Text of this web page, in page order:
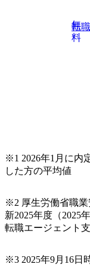
り、常に刺激を受
コンサルティング
サルティングファ
できる 豊富な経験
ーションの開発 な
アケイパビリティ
できる 2026年8月21
く可能性がござい
無
料
転
※1 2026年1月に内
した方の平均値
※2 厚生労働省職業
新2025年度（2025
転職エージェント
※3 2025年9月16日